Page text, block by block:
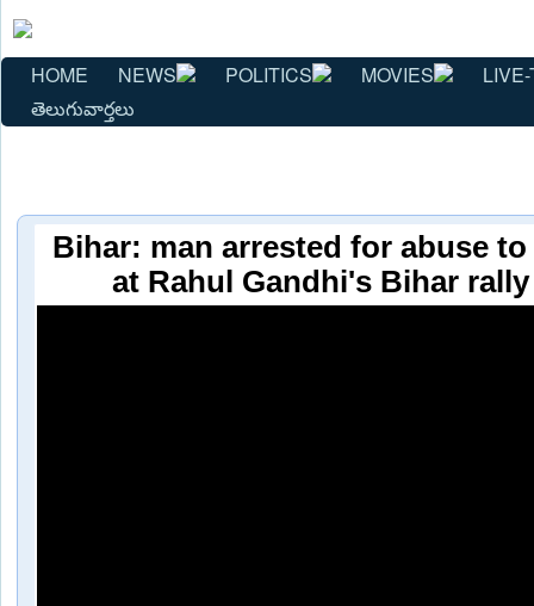
HOME NEWS POLITICS MOVIES
తెలుగువార్తలు
Bihar: man arrested for abuse
at Rahul Gandhi's Bihar